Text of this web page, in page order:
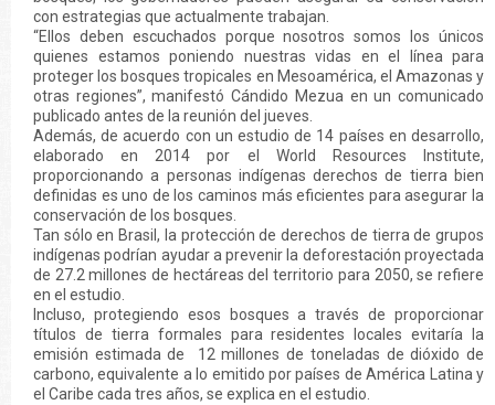
con estrategias que actualmente trabajan.
“Ellos deben escuchados porque nosotros somos los únicos
quienes estamos poniendo nuestras vidas en el línea para
proteger los bosques tropicales en Mesoamérica, el Amazonas y
otras regiones”, manifestó Cándido Mezua en un comunicado
publicado antes de la reunión del jueves.
Además, de acuerdo con un estudio de 14 países en desarrollo,
elaborado en 2014 por el World Resources Institute,
proporcionando a personas indígenas derechos de tierra bien
definidas es uno de los caminos más eficientes para asegurar la
conservación de los bosques.
Tan sólo en Brasil, la protección de derechos de tierra de grupos
indígenas podrían ayudar a prevenir la deforestación proyectada
de 27.2 millones de hectáreas del territorio para 2050, se refiere
en el estudio.
Incluso, protegiendo esos bosques a través de proporcionar
títulos de tierra formales para residentes locales evitaría la
emisión estimada de 12 millones de toneladas de dióxido de
carbono, equivalente a lo emitido por países de América Latina y
el Caribe cada tres años, se explica en el estudio.